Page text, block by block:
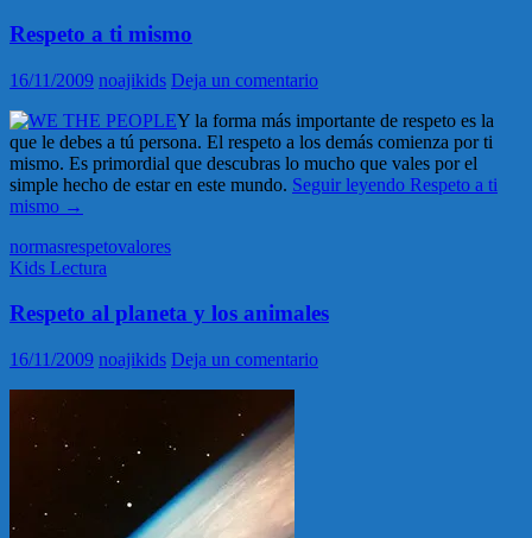
Respeto a ti mismo
16/11/2009 noajikids Deja un comentario
Y la forma más importante de respeto es la
que le debes a tú persona. El respeto a los demás comienza por ti
mismo. Es primordial que descubras lo mucho que vales por el
simple hecho de estar en este mundo. Seguir leyendo Respeto a ti
mismo →
normasrespetovalores
Kids Lectura
Respeto al planeta y los animales
16/11/2009 noajikids Deja un comentario